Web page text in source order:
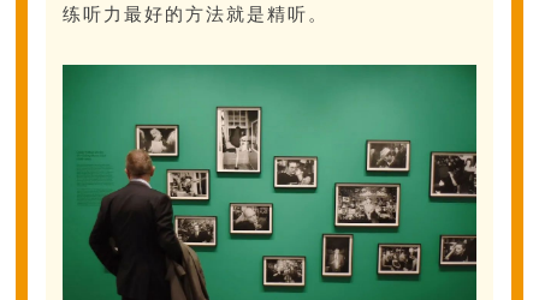
练听力最好的方法就是精听。